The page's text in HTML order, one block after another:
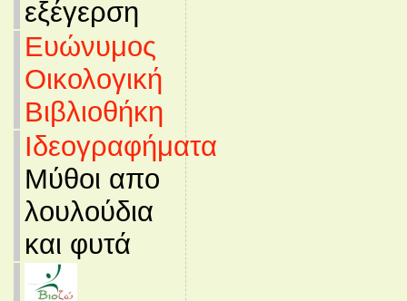
εξέγερση
Ευώνυμος
Οικολογική
Βιβλιοθήκη
Ιδεογραφήματα
Μύθοι απο
λουλούδια
και φυτά